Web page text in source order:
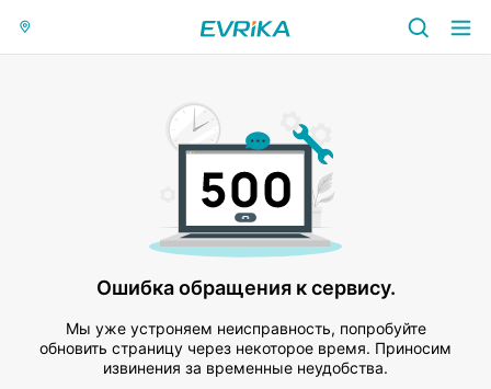
Ошибка обращения к сервису.
Мы уже устроняем неисправность, попробуйте
обновить страницу через некоторое время. Приносим
извинения за временные неудобства.